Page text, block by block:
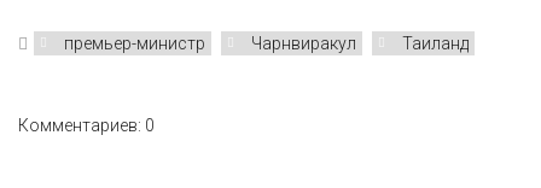
премьер-министр Чарнвиракул Таиланд
Комментариев: 0